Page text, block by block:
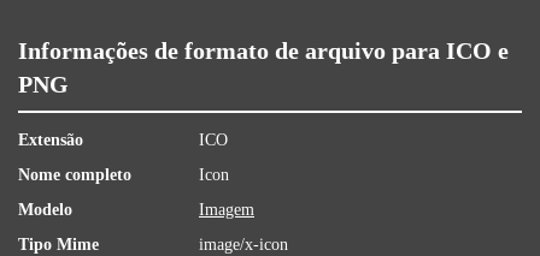
Informações de formato de arquivo para ICO e
PNG
Extensão
ICO
Nome completo
Icon
Modelo
Imagem
Tipo Mime
image/x-icon